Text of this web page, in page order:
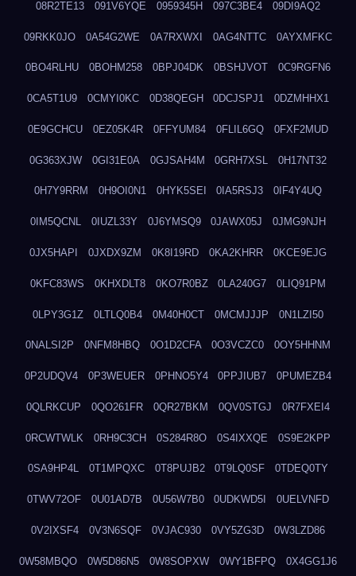
08R2TE13 091V6YQE 0959345H 097C3BE4 09DI9AQ2
09RKK0JO 0A54G2WE 0A7RXWXI 0AG4NTTC 0AYXMFKC
0BO4RLHU 0BOHM258 0BPJ04DK 0BSHJVOT 0C9RGFN6
0CA5T1U9 0CMYI0KC 0D38QEGH 0DCJSPJ1 0DZMHHX1
0E9GCHCU 0EZ05K4R 0FFYUM84 0FLIL6GQ 0FXF2MUD
0G363XJW 0GI31E0A 0GJSAH4M 0GRH7XSL 0H17NT32
0H7Y9RRM 0H9OI0N1 0HYK5SEI 0IA5RSJ3 0IF4Y4UQ
0IM5QCNL 0IUZL33Y 0J6YMSQ9 0JAWX05J 0JMG9NJH
0JX5HAPI 0JXDX9ZM 0K8I19RD 0KA2KHRR 0KCE9EJG
0KFC83WS 0KHXDLT8 0KO7R0BZ 0LA240G7 0LIQ91PM
0LPY3G1Z 0LTLQ0B4 0M40H0CT 0MCMJJJP 0N1LZI50
0NALSI2P 0NFM8HBQ 0O1D2CFA 0O3VCZC0 0OY5HHNM
0P2UDQV4 0P3WEUER 0PHNO5Y4 0PPJIUB7 0PUMEZB4
0QLRKCUP 0QO261FR 0QR27BKM 0QV0STGJ 0R7FXEI4
0RCWTWLK 0RH9C3CH 0S284R8O 0S4IXXQE 0S9E2KPP
0SA9HP4L 0T1MPQXC 0T8PUJB2 0T9LQ0SF 0TDEQ0TY
0TWV72OF 0U01AD7B 0U56W7B0 0UDKWD5I 0UELVNFD
0V2IXSF4 0V3N6SQF 0VJAC930 0VY5ZG3D 0W3LZD86
0W58MBQO 0W5D86N5 0W8SOPXW 0WY1BFPQ 0X4GG1J6